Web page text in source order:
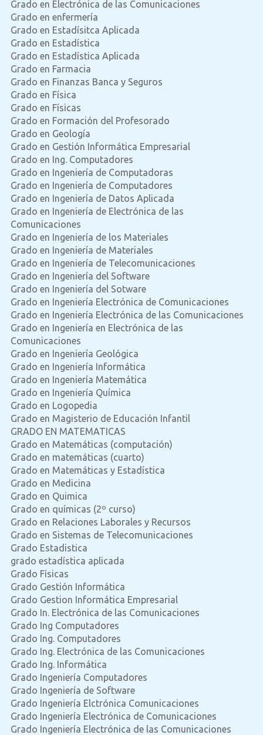
Grado en Electrónica de las Comunicaciones
Grado en enfermería
Grado en Estadísitca Aplicada
Grado en Estadística
Grado en Estadística Aplicada
Grado en Farmacia
Grado en Finanzas Banca y Seguros
Grado en Física
Grado en Físicas
Grado en Formación del Profesorado
Grado en Geología
Grado en Gestión Informática Empresarial
Grado en Ing. Computadores
Grado en Ingeniería de Computadoras
Grado en Ingeniería de Computadores
Grado en Ingeniería de Datos Aplicada
Grado en Ingeniería de Electrónica de las
Comunicaciones
Grado en Ingeniería de los Materiales
Grado en Ingeniería de Materiales
Grado en Ingeniería de Telecomunicaciones
Grado en Ingeniería del Software
Grado en Ingeniería del Sotware
Grado en Ingeniería Electrónica de Comunicaciones
Grado en Ingeniería Electrónica de las Comunicaciones
Grado en Ingeniería en Electrónica de las
Comunicaciones
Grado en Ingeniería Geológica
Grado en Ingeniería Informática
Grado en Ingeniería Matemática
Grado en Ingeniería Química
Grado en Logopedia
Grado en Magisterio de Educación Infantil
GRADO EN MATEMATICAS
Grado en Matemáticas (computación)
Grado en matemáticas (cuarto)
Grado en Matemáticas y Estadística
Grado en Medicina
Grado en Quimica
Grado en químicas (2º curso)
Grado en Relaciones Laborales y Recursos
Grado en Sistemas de Telecomunicaciones
Grado Estadistica
grado estadística aplicada
Grado Físicas
Grado Gestión Informática
Grado Gestion Informática Empresarial
Grado In. Electrónica de las Comunicaciones
Grado Ing Computadores
Grado Ing. Computadores
Grado Ing. Electrónica de las Comunicaciones
Grado Ing. Informática
Grado Ingeniería Computadores
Grado Ingeniería de Software
Grado Ingeniería Elctrónica Comunicaciones
Grado Ingeniería Electrónica de Comunicaciones
Grado Ingeniería Electrónica de las Comunicaciones